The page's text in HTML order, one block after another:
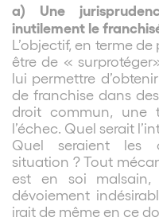
a) Une
inutilement le
L’objectif, en terme
être de «
lui permettre
de franchise dans
droit commun, une
l’échec. Quel serait
Quel seraient les
situation ? Tout
est en soi
dévoiement
irait de même en ce